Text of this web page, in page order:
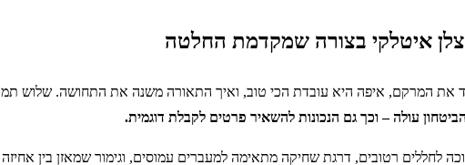
איטלקי בצורה שמקדמת החלטה
את המרקם, איפה היא עובדת הכי טוב, ואיך התאורה משנה את התחושה. שלוש
עולה – וכך גם הנכונות להשאיר פרטים לקבלת דוגמית.
לחללים רטובים, דרגת שחיקה מתאימה למעברים עמוסים, וגימור שמאזן בין